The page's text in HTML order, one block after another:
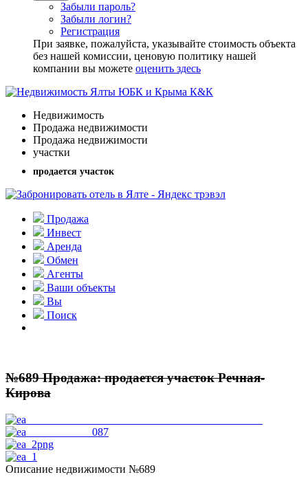
Забыли пароль?
Забыли логин?
Регистрация
При заявке, пожалуйста, указывайте стоимость объекта
без нашей комиссии, ценовую политику нашей
компании вы можете оценить здесь
Недвижимость
Продажа недвижимости
Продажа недвижимости
участки
продается участок
Продажа
Инвест
Аренда
Обмен
Агенты
Ваши объекты
Вы
Поиск
№689 Продажа: продается участок Речная-
Кирова
Описание недвижимости №689